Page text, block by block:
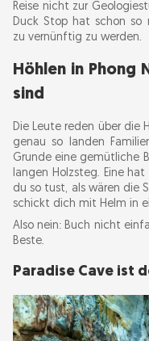
Kostprobe
Das Bong Lai
heißem Wetter
ältere Kinder
Wo du mit
Anreise nach
Beste Reisezeit
Eine realistische
Nha
Reise nicht zur
Duck Stop hat schon so
zu vernünftig zu werden.
Höhlen in Phong
sind
Die Leute reden über die
genau so landen
Grunde eine gemütliche
langen Holzsteg. Eine
du so tust, als wären die
schickt dich mit Helm in
Also nein: Buch nicht
Beste.
Paradise Cave ist